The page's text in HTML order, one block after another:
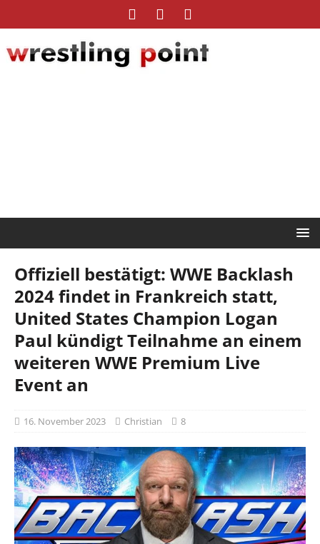
Offiziell bestätigt: WWE Backlash
2024 findet in Frankreich statt,
United States Champion Logan
Paul kündigt Teilnahme an einem
weiteren WWE Premium Live
Event an
16. November 2023 Christian 8